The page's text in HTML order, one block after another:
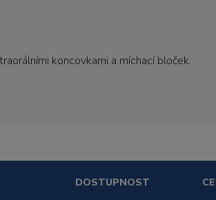
koncovkami a míchací bloček.
DOSTUPNOST